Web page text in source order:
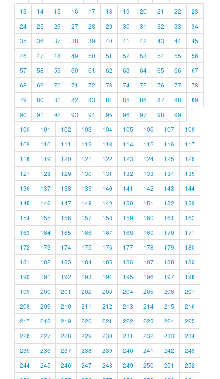
13
14 15 16 17 18 19 20 21 22
23
24
25 26 27 28 29 30 31 32 33
34
35
36 37 38 39 40 41 42 43 44
45
46
47 48 49 50 51 52 53 54 55
56
57
58 59 60 61 62 63 64 65 66
67
68
69 70 71 72 73 74 75 76 77
78
79
80 81 82 83 84 85 86 87 88
89
90
91 92 93 94 95 96 97 98
99
100
101 102 103 104 105 106 107
108
109
110 111 112 113 114 115 116
117
118
119 120 121 122 123 124 125
126
127
128 129 130 131 132 133 134
135
136
137 138 139 140 141 142 143
144
145
146 147 148 149 150 151 152
153
154
155 156 157 158 159 160 161
162
163
164 165 166 167 168 169 170
171
172
173 174 175 176 177 178 179
180
181
182 183 184 185 186 187 188
189
190
191 192 193 194 195 196 197
198
199
200 201 202 203 204 205 206
207
208
209 210 211 212 213 214 215
216
217
218 219 220 221 222 223 224
225
226
227 228 229 230 231 232 233
234
235
236 237 238 239 240 241 242
243
244
245 246 247 248 249 250 251
252